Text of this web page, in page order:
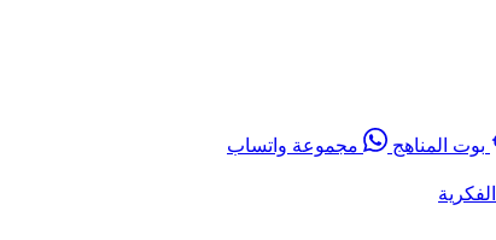
بوت المناهج
مجموعة واتساب